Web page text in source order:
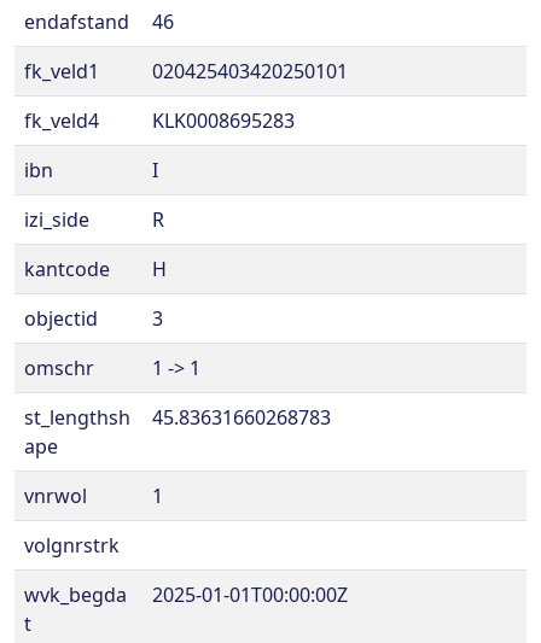
endafstand
46
fk_veld1
020425403420250101
fk_veld4
KLK0008695283
ibn
I
izi_side
R
kantcode
H
objectid
3
omschr
1 -> 1
st_lengthsh
ape
45.83631660268783
vnrwol
1
volgnrstrk
wvk_begda
t
2025-01-01T00:00:00Z